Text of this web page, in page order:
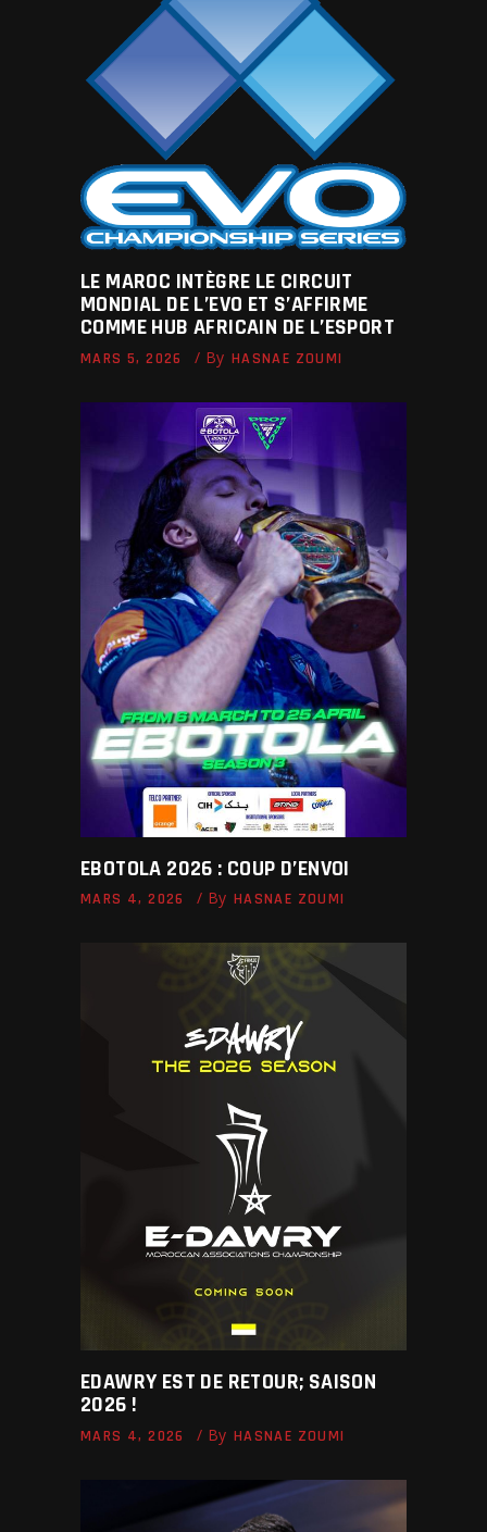
LE MAROC INTÈGRE LE CIRCUIT
MONDIAL DE L’EVO ET S’AFFIRME
COMME HUB AFRICAIN DE L’ESPORT
MARS 5, 2026 By HASNAE ZOUMI
EBOTOLA 2026 : COUP D’ENVOI
MARS 4, 2026 By HASNAE ZOUMI
EDAWRY EST DE RETOUR; SAISON
2026 !
MARS 4, 2026 By HASNAE ZOUMI